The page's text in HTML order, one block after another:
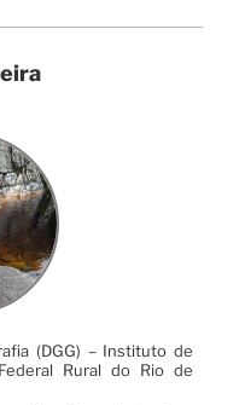
(DGG) – Instituto de
Rural do Rio de